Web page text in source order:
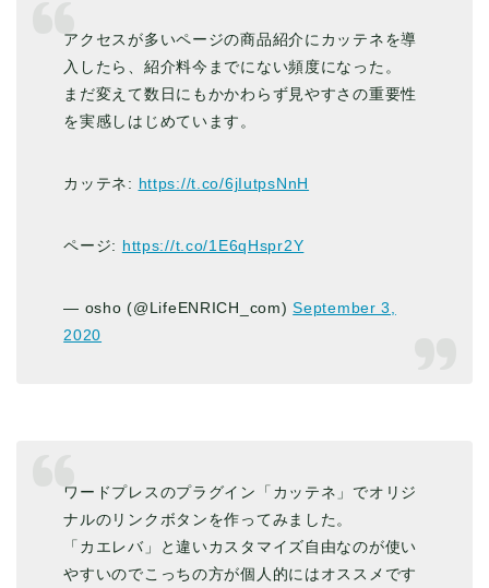
アクセスが多いページの商品紹介にカッテネを導
入したら、紹介料今までにない頻度になった。
まだ変えて数日にもかかわらず見やすさの重要性
を実感しはじめています。
カッテネ: https://t.co/6jIutpsNnH
ページ: https://t.co/1E6qHspr2Y
— osho (@LifeENRICH_com)September 3,
2020
ワードプレスのプラグイン「カッテネ」でオリジ
ナルのリンクボタンを作ってみました。
「カエレバ」と違いカスタマイズ自由なのが使い
やすいのでこっちの方が個人的にはオススメです